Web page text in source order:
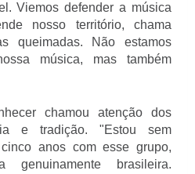
Viemos defender a música
nosso território, chama
queimadas. Não estamos
música, mas também
chamou atenção dos
e tradição. "Estou sem
anos com esse grupo,
genuinamente brasileira.